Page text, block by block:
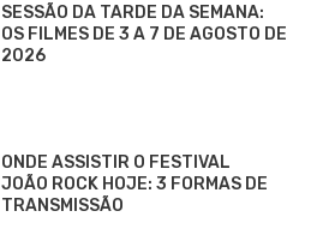
SESSÃO DA TARDE DA SEMANA:
OS FILMES DE 3 A 7 DE AGOSTO DE
2026
ONDE ASSISTIR O FESTIVAL
JOÃO ROCK HOJE: 3 FORMAS DE
TRANSMISSÃO